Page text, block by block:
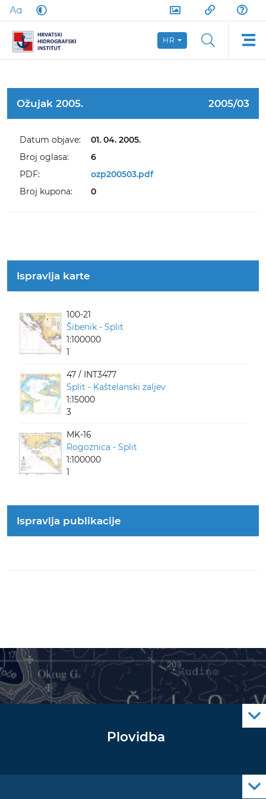
HR
Ožujak 2005. 2005/03
Datum objave:
01. 04. 2005.
Broj oglasa:
6
PDF:
ozp200503.pdf
Broj kupona:
0
Ispravlja karte
100-21
Šibenik - Split
1:100000
1
47 / INT3477
Split - Kaštelanski zaljev
1:15000
3
MK-16
Rogoznica - Split
1:100000
1
Ispravlja publikacije
Plovidba